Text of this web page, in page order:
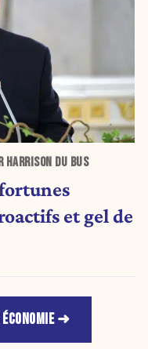
HARRISON DU BUS
et gel de